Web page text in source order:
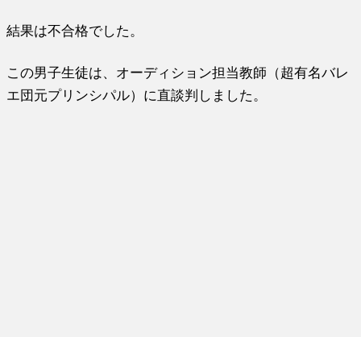
結果は不合格でした。
この男子生徒は、オーディション担当教師（超有名バレ
エ団元プリンシパル）に直談判しました。